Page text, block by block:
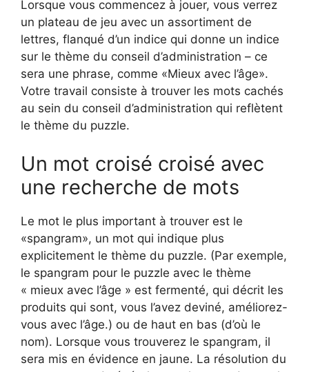
Lorsque vous commencez à jouer, vous verrez
un plateau de jeu avec un assortiment de
lettres, flanqué d’un indice qui donne un indice
sur le thème du conseil d’administration – ce
sera une phrase, comme «Mieux avec l’âge».
Votre travail consiste à trouver les mots cachés
au sein du conseil d’administration qui reflètent
le thème du puzzle.
Un mot croisé croisé avec
une recherche de mots
Le mot le plus important à trouver est le
«spangram», un mot qui indique plus
explicitement le thème du puzzle. (Par exemple,
le spangram pour le puzzle avec le thème
« mieux avec l’âge » est fermenté, qui décrit les
produits qui sont, vous l’avez deviné, améliorez-
vous avec l’âge.) ou de haut en bas (d’où le
nom). Lorsque vous trouverez le spangram, il
sera mis en évidence en jaune. La résolution du